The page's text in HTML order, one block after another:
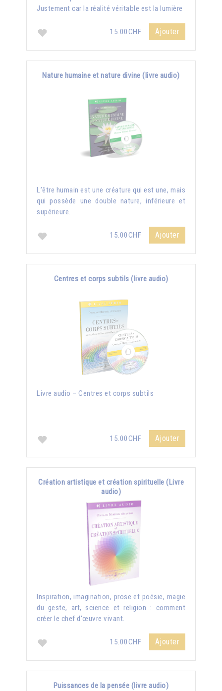
Justement car la réalité véritable est la lumière
15.00CHF Ajouter
Nature humaine et nature divine (livre audio)
L’être humain est une créature qui est une, mais
qui possède une double nature, inférieure et
supérieure.
15.00CHF Ajouter
Centres et corps subtils (livre audio)
Livre audio – Centres et corps subtils
15.00CHF Ajouter
Création artistique et création spirituelle (Livre
audio)
Inspiration, imagination, prose et poésie, magie
du geste, art, science et religion : comment
créer le chef d'œuvre vivant.
15.00CHF Ajouter
Puissances de la pensée (livre audio)